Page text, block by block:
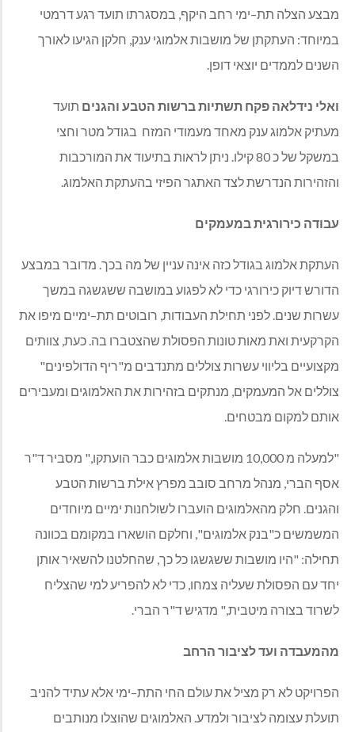
מבצע הצלה תת–ימי רחב היקף, במסגרתו תועד רגע דרמטי
במיוחד: העתקתן של מושבות אלמוגי ענק, חלקן הגיעו לאורך
השנים לממדים יוצאי דופן.
ואלי נידלאה פקח תשתיותברשות הטבע והגנים תועד
מעתיק אלמוג ענק מאחד מעמודי המזח בגודל מטר וחצי
במשקל של כ
קילו. ניתן לראות בתיעוד את המורכבות
והזהירות הנדרשת לצד האתגר הפיזי בהעתקת האלמוג.
עבודה כירורגיתבמעמקים
העתקת אלמוג בגודל כזה אינה עניין של מה בכך. מדובר במבצע
הדורש דיוק כירורגי כדי לא לפגוע במושבה ששגשגה במשך
עשרות שנים. לפני תחילת העבודות, רובוטים תת–ימיים מיפו את
הקרקעית ואת מאות טונות הפסולת שהצטברו בה. כעת, צוותים
מקצועיים בליווי עשרות צוללים מתנדבים מ"ריף הדולפינים"
צוללים אל המעמקים, מנתקים בזהירות את האלמוגים ומעבירים
אותם למקום מבטחים.
"למעלה מ מושבות אלמוגים כבר הועתקו," מסביר ד"ר
אסף הברי, מנהל מרחב סובב מפרץ אילת ברשות הטבע
והגנים. חלק מהאלמוגים הועברו לשולחנות ימיים מיוחדים
המשמשים כ"בנק אלמוגים", וחלקם הושארו במקומם בכוונה
תחילה: "היו מושבות ששגשגו כל כך, שהחלטנו להשאיר אותן
יחד עם הפסולת שעליה צמחו, כדי לא להפריע למי שהצליח
לשרוד בצורה מיטבית," מדגיש ד"ר הברי.
מהמעבדה ועדלציבור הרחב
הפרויקט לא רק מציל את עולם החי התת–ימי אלא עתיד להניב
תועלת עצומה לציבור ולמדע. האלמוגים שהוצלו מנותבים